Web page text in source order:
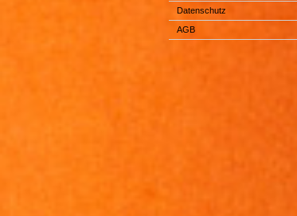
Datenschutz
AGB